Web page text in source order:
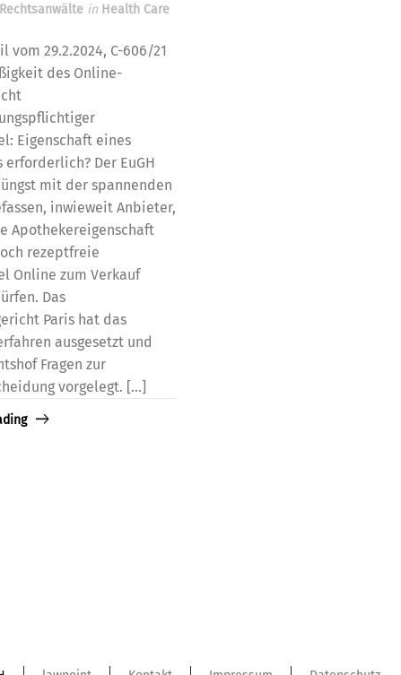
in Health Care
vom 29.2.2024, C-606/21
des Online-
Eigenschaft eines
erforderlich? Der EuGH
mit der spannenden
inwieweit Anbieter,
Apothekereigenschaft
rezeptfreie
Online zum Verkauf
Das
Paris hat das
ausgesetzt und
Fragen zur
vorgelegt. [...]